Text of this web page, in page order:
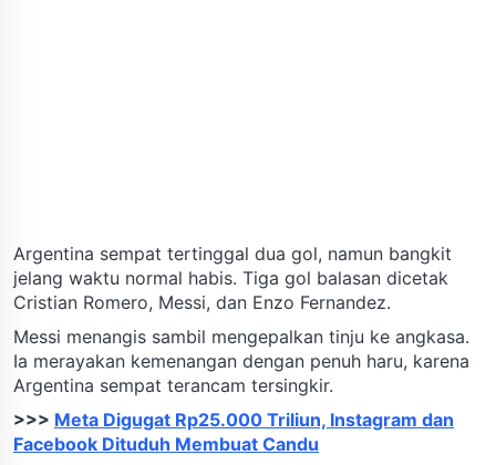
Argentina sempat tertinggal dua gol, namun bangkit
jelang waktu normal habis. Tiga gol balasan dicetak
Cristian Romero, Messi, dan Enzo Fernandez.
Messi menangis sambil mengepalkan tinju ke angkasa.
Ia merayakan kemenangan dengan penuh haru, karena
Argentina sempat terancam tersingkir.
>>> Meta Digugat Rp25.000 Triliun, Instagram dan
Facebook Dituduh Membuat Candu